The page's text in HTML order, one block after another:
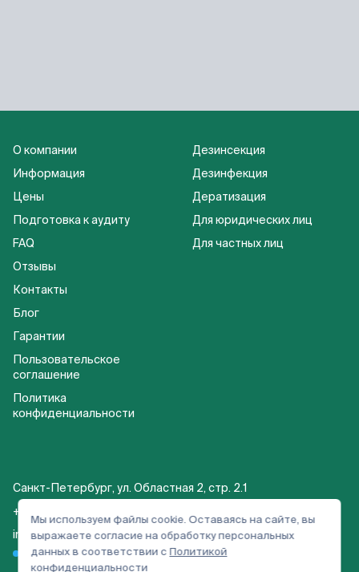
Мы используем файлы cookie. Оставаясь на сайте, вы
выражаете согласие на обработку персональных
данных в соответствии с Политикой
конфиденциальности
О компании
Информация
Цены
Подготовка к аудиту
FAQ
Отзывы
Контакты
Дезинсекция
Дезинфекция
Дератизация
Для юридических лиц
Для частных лиц
Блог
Гарантии
Пользовательское
соглашение
Политика
конфиденциальности
Санкт-Петербург, ул. Областная 2, стр. 2.1
+7 921 905-09-54
info@ecodez.spb.ru